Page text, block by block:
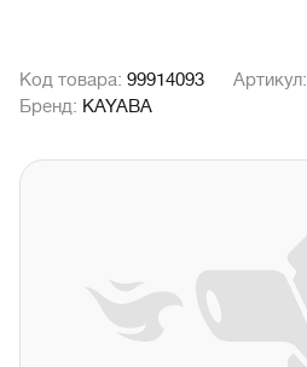
Код товара: 99914093 Артикул:
Бренд: KAYABA